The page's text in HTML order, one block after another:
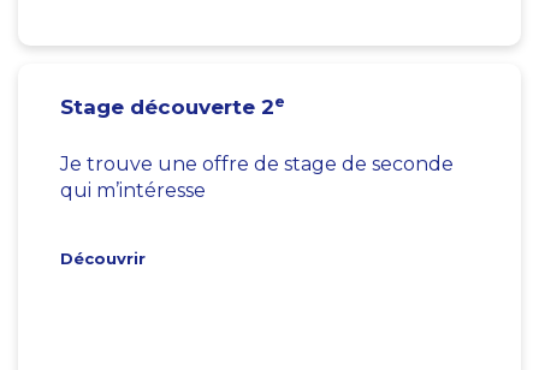
Stage découverte 2e
Je trouve une offre de stage de seconde
qui m’intéresse
Découvrir